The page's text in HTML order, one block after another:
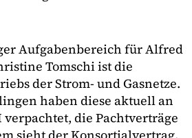
Aufgabenbereich für Alfred
Tomschi ist die
der Strom- und Gasnetze.
haben diese aktuell an
verpachtet, die Pachtverträge